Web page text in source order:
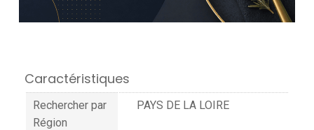
Caractéristiques
Rechercher par
Région
PAYS DE LA LOIRE